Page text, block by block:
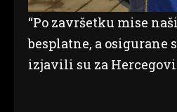
“Po završetku mise
besplatne, a osigurane
izjavili su za